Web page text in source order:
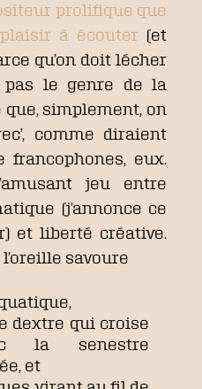
prolifique que
à écouter (et
qu’on doit lécher
pas le genre de la
simplement, on
comme diraient
francophones, eux.
jeu entre
(j’annonce ce
et liberté créative.
savoure
dextre qui croise
la senestre
et